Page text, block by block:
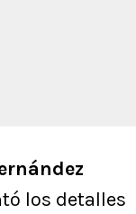
los detalles